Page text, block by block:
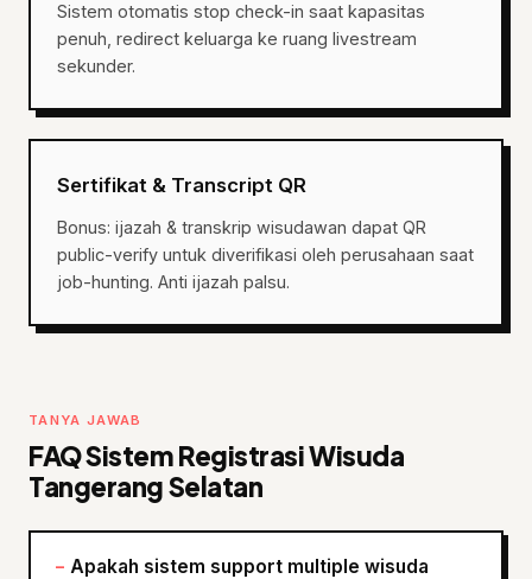
Sistem otomatis stop check-in saat kapasitas
penuh, redirect keluarga ke ruang livestream
sekunder.
Sertifikat & Transcript QR
Bonus: ijazah & transkrip wisudawan dapat QR
public-verify untuk diverifikasi oleh perusahaan saat
job-hunting. Anti ijazah palsu.
TANYA JAWAB
FAQ Sistem Registrasi Wisuda
Tangerang Selatan
Apakah sistem support multiple wisuda